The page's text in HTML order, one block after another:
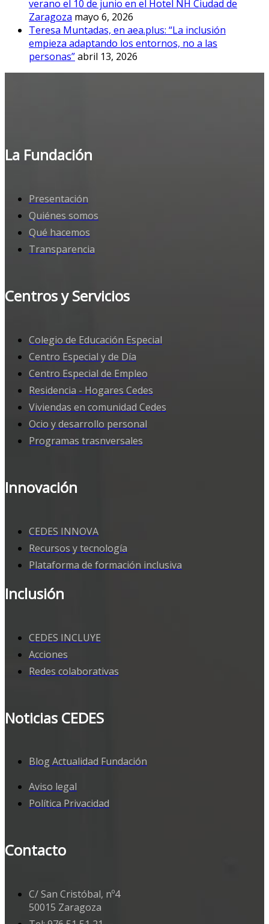
verano el 10 de junio en el Hotel NH Ciudad de
Zaragoza mayo 6, 2026
Teresa Muntadas, en aea.plus: “La inclusión
empieza adaptando los entornos, no a las
personas”abril 13, 2026
La Fundación
Presentación
Quiénes somos
Qué hacemos
Transparencia
Centros y Servicios
Colegio de Educación Especial
Centro Especial y de Día
Centro Especial de Empleo
Residencia - Hogares Cedes
Viviendas en comunidad Cedes
Ocio y desarrollo personal
Programas trasnversales
Innovación
CEDES INNOVA
Recursos y tecnología
Plataforma de formación inclusiva
Inclusión
CEDES INCLUYE
Acciones
Redes colaborativas
Noticias CEDES
Blog Actualidad Fundación
Aviso legal
Política Privacidad
Contacto
C/ San Cristóbal, nº4
50015 Zaragoza